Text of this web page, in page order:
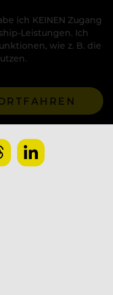
ich KEINEN Zugang
Leistungen. Ich
wie z. B. die